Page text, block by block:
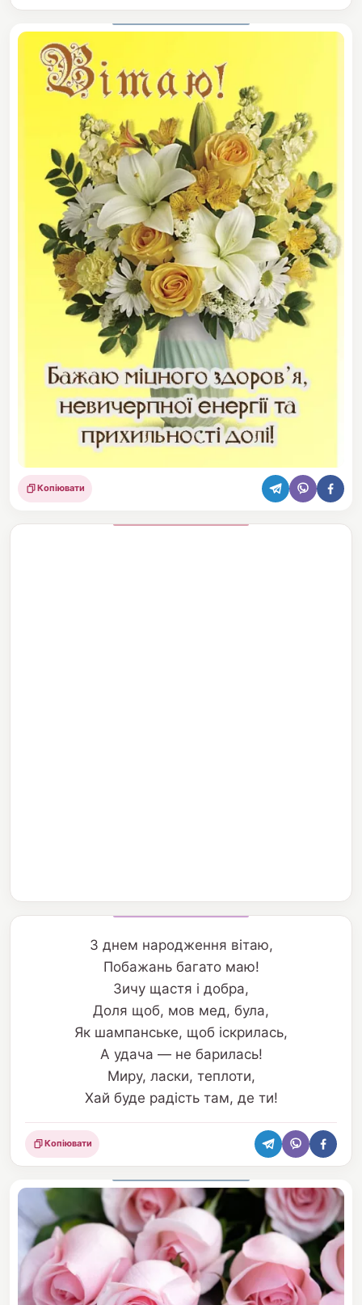
Поділитися
Копіювати
З днем народження вітаю,
Побажань багато маю!
Зичу щастя і добра,
Доля щоб, мов мед, була,
Як шампанське, щоб іскрилась,
А удача — не барилась!
Миру, ласки, теплоти,
Хай буде радість там, де ти!
Поділитися
Копіювати